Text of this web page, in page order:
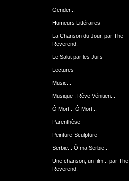
Gender...
Humeurs Littéraires
La Chanson du Jour, par The
Reverend.
Le Salut par les Juifs
Lectures
Music...
Musique : Rêve Vénitien...
Ô Mort... Ô Mort...
Parenthèse
Peinture-Sculpture
Serbie... Ô ma Serbie...
Une chanson, un film... par The
Reverend.